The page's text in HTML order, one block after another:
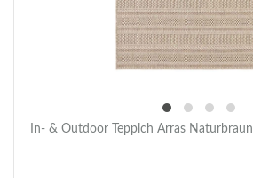
In- & Outdoor Teppich Arras Naturbraun